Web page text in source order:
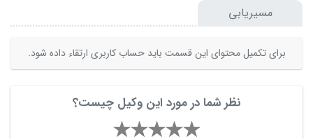
مسیریابی
برای تکمیل محتوای این قسمت باید حساب کاربری ارتقاء داده شود.
نظر شما در مورد این وکیل چیست؟